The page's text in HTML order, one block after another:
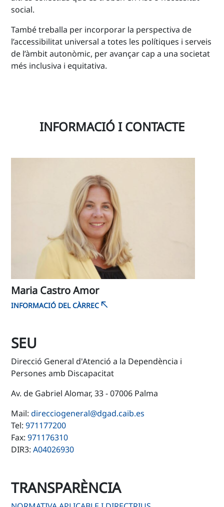
social.
També treballa per incorporar la perspectiva de
l’accessibilitat universal a totes les polítiques i serveis
de l’àmbit autonòmic, per avançar cap a una societat
més inclusiva i equitativa.
INFORMACIÓ I CONTACTE
Maria Castro Amor
INFORMACIÓ DEL CÀRREC
SEU
Direcció General d'Atenció a la Dependència i
Persones amb Discapacitat
Av. de Gabriel Alomar, 33 - 07006 Palma
Mail:direcciogeneral@dgad.caib.es
Tel:971177200
Fax:971176310
DIR3:A04026930
TRANSPARÈNCIA